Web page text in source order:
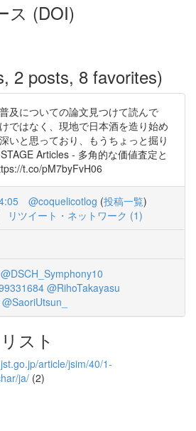
ス (DOI)
2 posts, 8 favorites)
及についての論文見つけて読んで
ではなく、現地で日本酒を造り始め
いと思っており、もうちょっと掘り
Articles - 多角的な価値査定と
t.co/pM7byFvH06
@coquelicotlog (投稿一覧)
リツイート・ネットワーク (1)
@DSCH_Symphony10
@RihoTakayasu
@SaoriUtsun_
スト
article/jsim/40/1-
ja/ (2)